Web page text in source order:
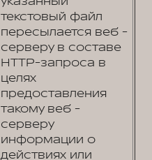
текстовый файл
пересылается веб -
серверу в составе
HTTP-запроса в
целях
предоставления
такому веб -
серверу
информации о
действиях или